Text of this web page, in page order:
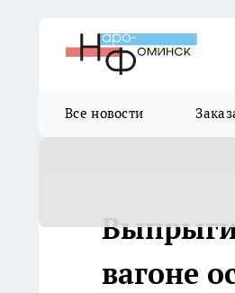
Все новости
вагоне